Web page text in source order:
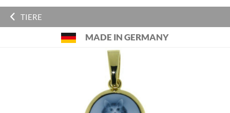
TIERE
MADE IN GERMANY